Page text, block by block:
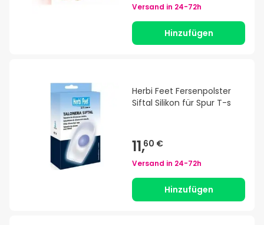
Versand in 24-72h
Hinzufügen
Herbi Feet Fersenpolster
Siftal Silikon für Spur T-s
11,60 €
Versand in 24-72h
Hinzufügen